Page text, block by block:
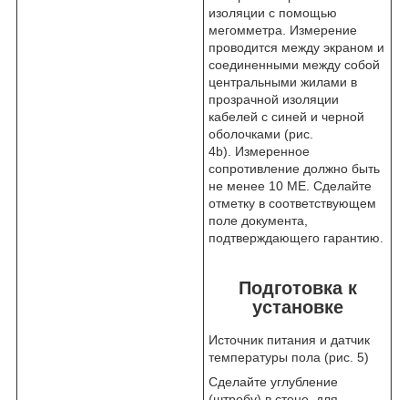
изоляции с помощью
мегомметра. Измерение
проводится между экраном и
соединенными между собой
центральными жилами в
прозрачной изоляции
кабелей с синей и черной
оболочками (рис.
4b). Измеренное
сопротивление должно быть
не менее 10 МЕ. Сделайте
отметку в соответствующем
поле документа,
подтверждающего гарантию.
Подготовка к
установке
Источник питания и датчик
температуры пола (рис. 5)
Сделайте углубление